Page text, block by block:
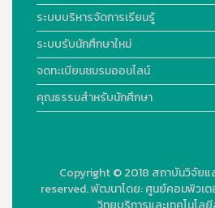
ระบบบริหารจัดการเรียนรู้
ระบบรับนักศึกษาใหม่
จดทะเบียนชมรมออนไลน์
คุณธรรมสำหรับนักศึกษา
Copyright © 2018 สถาบันวิจัย
reserved.พัฒนาโดย:ศูนย์คอมพิวเต